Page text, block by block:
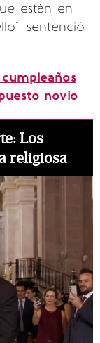
están en
sentenció
novio
Los
religiosa